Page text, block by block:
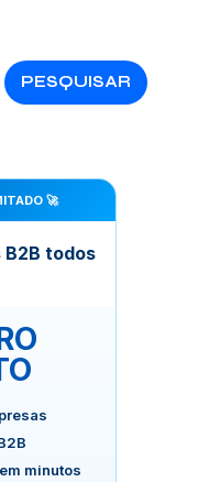
PESQUISAR
🚀
B2B todos
minutos